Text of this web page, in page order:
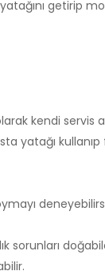
getirip
kendi servis
sorunları